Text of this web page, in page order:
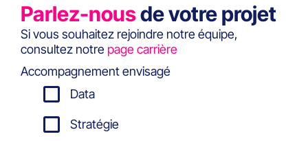
Parlez-nousde votre projet
Si vous souhaitez rejoindre notre équipe,
consultez notre page carrière
Accompagnement envisagé
Data
Stratégie